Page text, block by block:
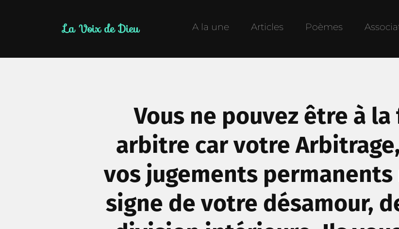
La Voix de Dieu A la une Articles Poèmes
Vous ne pouvez être à
arbitre car votre
vos jugements
signe de votre désamour,